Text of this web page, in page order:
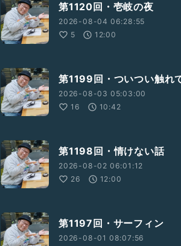
第1120回・壱岐の夜
2026-08-04 06:28:55
5
12:00
第1199回・ついつい触れ
2026-08-03 05:03:00
16
10:42
第1198回・情けない話
2026-08-02 06:01:12
26
12:00
第1197回・サーフィン
2026-08-01 08:07:56